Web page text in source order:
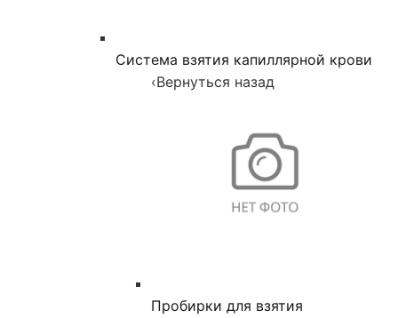
Система взятия капиллярной крови
‹Вернуться назад
Пробирки для взятия